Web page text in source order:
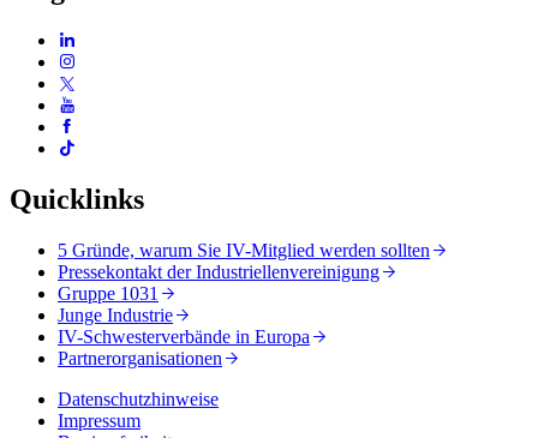
Quicklinks
5 Gründe, warum Sie IV-Mitglied werden sollten
Pressekontakt der Industriellenvereinigung
Gruppe 1031
Junge Industrie
IV-Schwesterverbände in Europa
Partnerorganisationen
Datenschutzhinweise
Impressum